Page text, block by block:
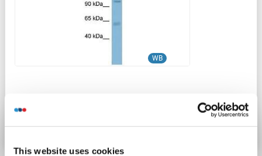
This website uses cookies
WB
Fiche technique Détails